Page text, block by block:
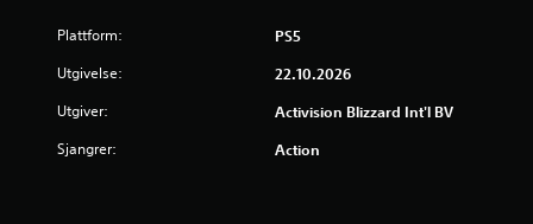
Plattform: PS5
Utgivelse: 22.10.2026
Utgiver: Activision Blizzard Int'l BV
Sjangrer: Action